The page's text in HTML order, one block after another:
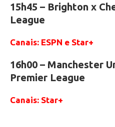
15h45 – Brighton x
League
Canais: ESPN e Star+
16h00 – Manchester
Premier League
Canais: Star+